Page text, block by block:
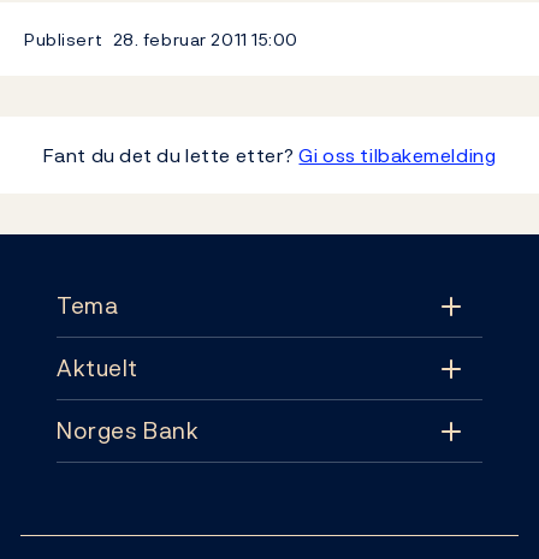
Publisert 28. februar 201115:00
Fant du det du lette etter?Gi oss tilbakemelding
Tema
Tema
Pengepolitikk
Aktuelt
Aktuelt
Norges Bank